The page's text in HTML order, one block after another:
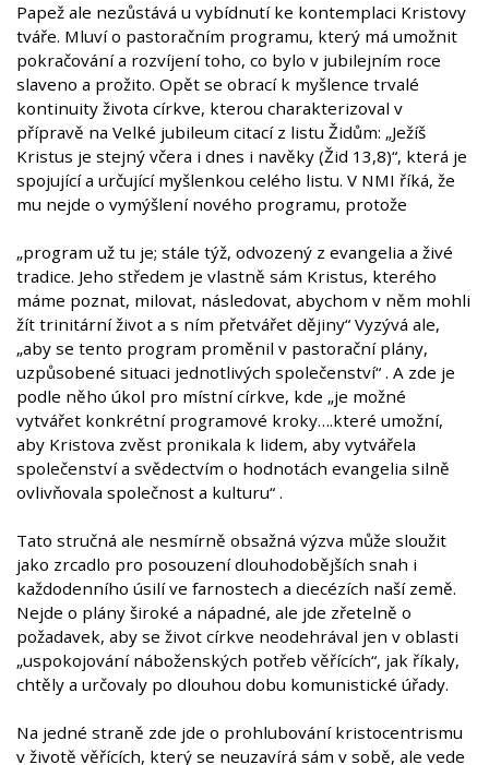
Papež ale nezůstává u vybídnutí ke kontemplaci Kristovy
tváře. Mluví o pastoračním programu, který má umožnit
pokračování a rozvíjení toho, co bylo v jubilejním roce
slaveno a prožito. Opět se obrací k myšlence trvalé
kontinuity života církve, kterou charakterizoval v
přípravě na Velké jubileum citací z listu Židům: „Ježíš
Kristus je stejný včera i dnes i navěky (Žid 13,8)“, která je
spojující a určující myšlenkou celého listu. V NMI říká, že
mu nejde o vymýšlení nového programu, protože
„program už tu je; stále týž, odvozený z evangelia a živé
tradice. Jeho středem je vlastně sám Kristus, kterého
máme poznat, milovat, následovat, abychom v něm mohli
žít trinitární život a s ním přetvářet dějiny“ Vyzývá ale,
„aby se tento program proměnil v pastorační plány,
uzpůsobené situaci jednotlivých společenství“ . A zde je
podle něho úkol pro místní církve, kde „je možné
vytvářet konkrétní programové kroky….které umožní,
aby Kristova zvěst pronikala k lidem, aby vytvářela
společenství a svědectvím o hodnotách evangelia silně
ovlivňovala společnost a kulturu“ .
Tato stručná ale nesmírně obsažná výzva může sloužit
jako zrcadlo pro posouzení dlouhodobějších snah i
každodenního úsilí ve farnostech a diecézích naší země.
Nejde o plány široké a nápadné, ale jde zřetelně o
požadavek, aby se život církve neodehrával jen v oblasti
„uspokojování náboženských potřeb věřících“, jak říkaly,
chtěly a určovaly po dlouhou dobu komunistické úřady.
Na jedné straně zde jde o prohlubování kristocentrismu
v životě věřících, který se neuzavírá sám v sobě, ale vede